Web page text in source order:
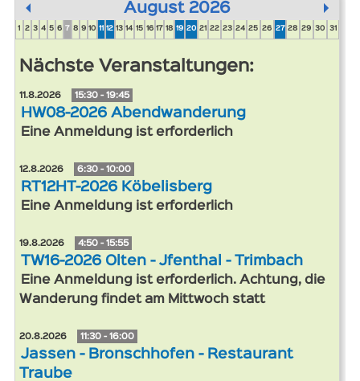
August 2026
1 2 3 4 5 6 7 8 9 10 11 12 13 14 15 16 17 18 19 20 21 22 23 24 25 26 27 28 29 30 31
Nächste Veranstaltungen:
11.8.2026 15:30 - 19:45
HW08-2026 Abendwanderung
Eine Anmeldung ist erforderlich
12.8.2026 6:30 - 10:00
RT12HT-2026 Köbelisberg
Eine Anmeldung ist erforderlich
19.8.2026 4:50 - 15:55
TW16-2026 Olten - Jfenthal - Trimbach
Eine Anmeldung ist erforderlich. Achtung, die
Wanderung findet am Mittwoch statt
20.8.2026 11:30 - 16:00
Jassen - Bronschhofen - Restaurant
Traube